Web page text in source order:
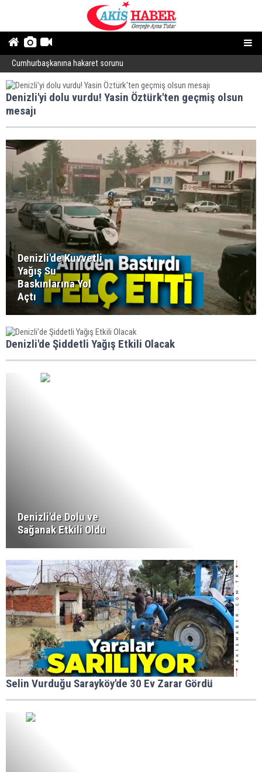
Cumhurbaşkanına hakaret sorunu
Denizli'yi dolu vurdu! Yasin Öztürk'ten geçmiş olsun
mesajı
Denizli'de Kuvvetli
Yağış Su
Baskınlarına Yol
Açtı
Denizli'de Şiddetli Yağış Etkili Olacak
Denizli'de Dolu ve
Sağanak Etkili Oldu
Selin Vurduğu Sarayköy'de 30 Ev Zarar Gördü